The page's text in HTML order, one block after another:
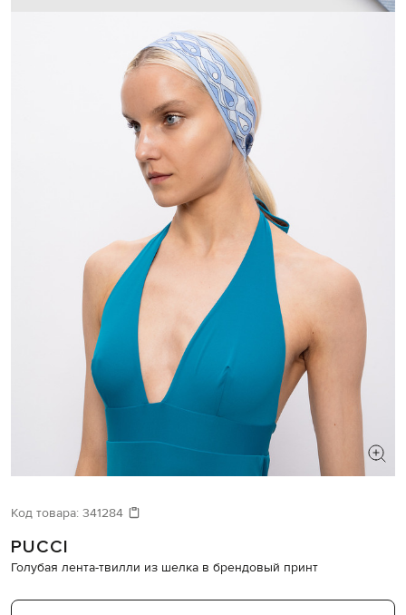
Давайте подберем что-то еще
Код товара: 341284
PUCCI
Голубая лента-твилли из шелка в брендовый принт